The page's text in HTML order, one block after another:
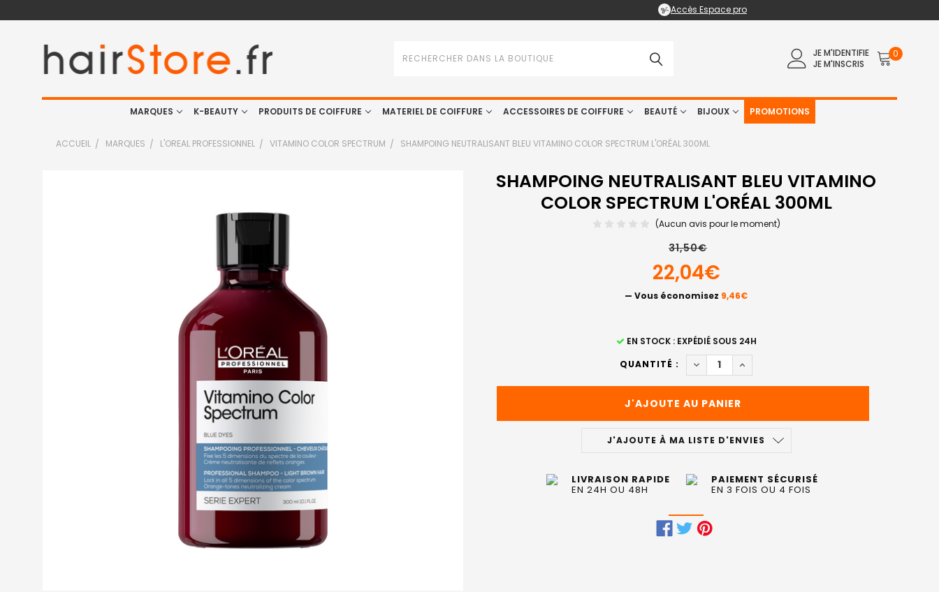
Accès Espace pro
JE M'IDENTIFIE
JE M'INSCRIS
0
MARQUES K-BEAUTY PRODUITS DE COIFFURE MATERIEL DE COIFFURE ACCESSOIRES DE COIFFURE BEAUTÉ BIJOUX PROMOTIONS
ACCUEIL MARQUES L'OREAL PROFESSIONNEL VITAMINO COLOR SPECTRUM SHAMPOING NEUTRALISANT BLEU VITAMINO COLOR SPECTRUM L'ORÉAL 300ML
SHAMPOING NEUTRALISANT BLEU VITAMINO
COLOR SPECTRUM L'ORÉAL 300ML
(Aucun avis pour le moment)
31,50€
22,04€
— Vous économisez 9,46€
EN STOCK : EXPÉDIÉ SOUS 24H
QUANTITÉ :
DIMINUER LA QUANTITÉ DE SHAMPOING
AUGMENTER LA QUANTITÉ DE
J'AJOUTE À MA LISTE D'ENVIES
LIVRAISON RAPIDE
EN 24H OU 48H
PAIEMENT SÉCURISÉ
EN 3 FOIS OU 4 FOIS